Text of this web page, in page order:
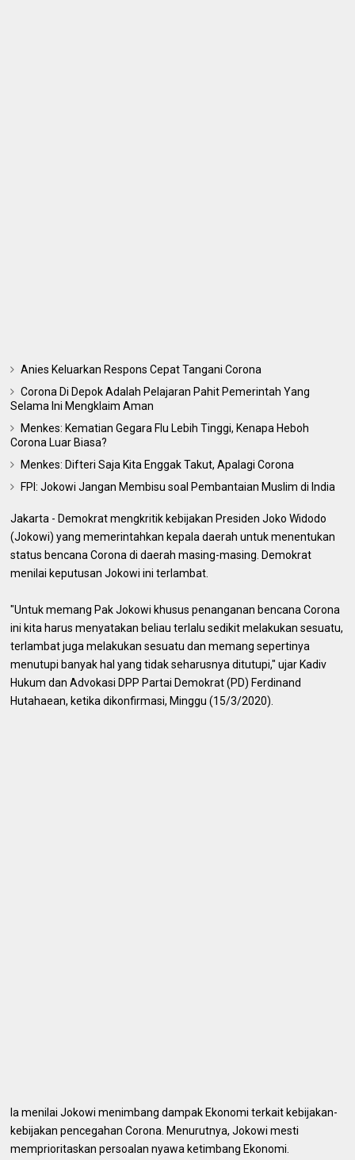
Anies Keluarkan Respons Cepat Tangani Corona
Corona Di Depok Adalah Pelajaran Pahit Pemerintah Yang
Selama Ini Mengklaim Aman
Menkes: Kematian Gegara Flu Lebih Tinggi, Kenapa Heboh
Corona Luar Biasa?
Menkes: Difteri Saja Kita Enggak Takut, Apalagi Corona
FPI: Jokowi Jangan Membisu soal Pembantaian Muslim di India
Jakarta - Demokrat mengkritik kebijakan Presiden Joko Widodo
(Jokowi) yang memerintahkan kepala daerah untuk menentukan
status bencana Corona di daerah masing-masing. Demokrat
menilai keputusan Jokowi ini terlambat.
"Untuk memang Pak Jokowi khusus penanganan bencana Corona
ini kita harus menyatakan beliau terlalu sedikit melakukan sesuatu,
terlambat juga melakukan sesuatu dan memang sepertinya
menutupi banyak hal yang tidak seharusnya ditutupi," ujar Kadiv
Hukum dan Advokasi DPP Partai Demokrat (PD) Ferdinand
Hutahaean, ketika dikonfirmasi, Minggu (15/3/2020).
Ia menilai Jokowi menimbang dampak Ekonomi terkait kebijakan-
kebijakan pencegahan Corona. Menurutnya, Jokowi mesti
memprioritaskan persoalan nyawa ketimbang Ekonomi.